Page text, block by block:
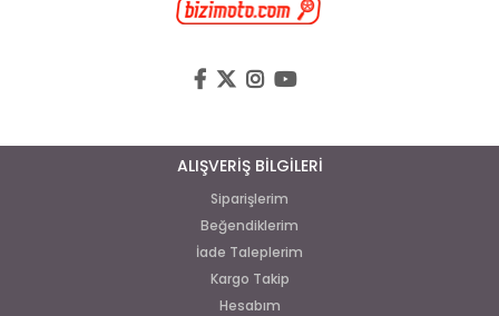
ALIŞVERİŞ BİLGİLERİ
Siparişlerim
Beğendiklerim
İade Taleplerim
Kargo Takip
Hesabım